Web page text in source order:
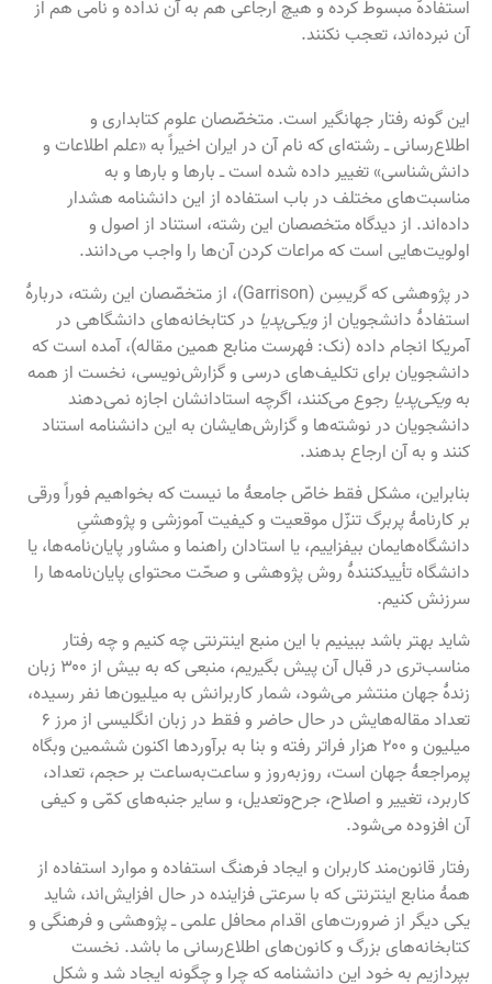
استفادهٔ مبسوط کرده و هیچ ارجاعی هم به آن نداده و نامی هم از
آن نبرده‌اند، تعجب نکنند.
این گونه رفتار جهانگیر است. متخصّصان علوم کتابداری و
اطلاع‌رسانی ـ رشته‌ای که نام آن در ایران اخیراً به «علم اطلاعات و
دانش‌شناسی» تغییر داده شده‌ است ـ بارها و بارها و به
مناسبت‌های مختلف در باب استفاده از این دانشنامه هشدار
داده‌اند. از دیدگاه متخصصان این رشته، استناد از اصول و
اولویت‌هایی است که مراعات کردن آن‌ها را واجب می‌دانند.
در پژوهشی که گریسِن (Garrison)، از متخصّصان این رشته، دربارهٔ
استفادهٔ دانشجویان از ویکی‌پدیادر کتابخانه‌های دانشگاهی در
آمریکا انجام داده (نک: فهرست منابع همین مقاله)، آمده است که
دانشجویان برای تکلیف‌های درسی و گزارش‌نویسی، نخست از همه
به ویکی‌پدیارجوع می‌کنند، اگرچه استادانشان اجازه نمی‌دهند
دانشجویان در نوشته‌ها و گزارش‌هایشان به این دانشنامه استناد
کنند و به آن ارجاع بدهند.
بنابراین، مشکل فقط خاصّ جامعهٔ ما نیست که بخواهیم فوراً ورقی
بر کارنامهٔ پربرگ تنزّل موقعیت و کیفیت آموزشی و پژوهشیِ
دانشگاه‌هایمان بیفزاییم، یا استادان راهنما و مشاور پایان‌نامه‌ها، یا
دانشگاه تأییدکنندهٔ روش پژوهشی و صحّت محتوای پایان‌نامه‌ها را
سرزنش کنیم.
شاید بهتر باشد ببینیم با این منبع اینترنتی چه کنیم و چه رفتار
مناسب‌تری در قبال آن پیش بگیریم، منبعی که به بیش از ۳۰۰ زبان
زندهٔ جهان منتشر می‌شود، شمار کاربرانش به میلیون‌ها نفر رسیده،
تعداد مقاله‌هایش در حال حاضر و فقط در زبان انگلیسی از مرز ۶
میلیون و ۲۰۰ هزار فراتر رفته و بنا به برآوردها اکنون ششمین وبگاه
پرمراجعهٔ جهان است، روزبه‌روز و ساعت‌به‌ساعت بر حجم، تعداد،
کاربرد، تغییر و اصلاح، جرح‌وتعدیل، و سایر جنبه‌های کمّی و کیفی
آن افزوده می‌شود.
رفتار قانون‌مند کاربران و ایجاد فرهنگ استفاده و موارد استفاده از
همهٔ منابع اینترنتی که با سرعتی فزاینده در حال افزایش‌اند، شاید
یکی دیگر از ضرورت‌های اقدام محافل علمی ـ پژوهشی و فرهنگی و
کتابخانه‌های بزرگ و کانون‌های اطلاع‌رسانی ما باشد. نخست
بپردازیم به خود این دانشنامه که چرا و چگونه ایجاد شد و شکل